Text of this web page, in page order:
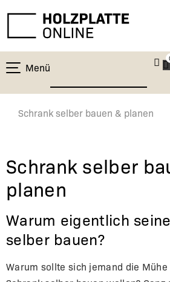
Menü
Schrank selber bauen & planen
Schrank selber
planen
Warum eigentlich
selber bauen?
Warum sollte sich jemand die